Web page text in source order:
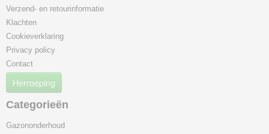
Verzend- en retourinformatie
Klachten
Cookieverklaring
Privacy policy
Contact
Herroeping
Categorieën
Gazononderhoud